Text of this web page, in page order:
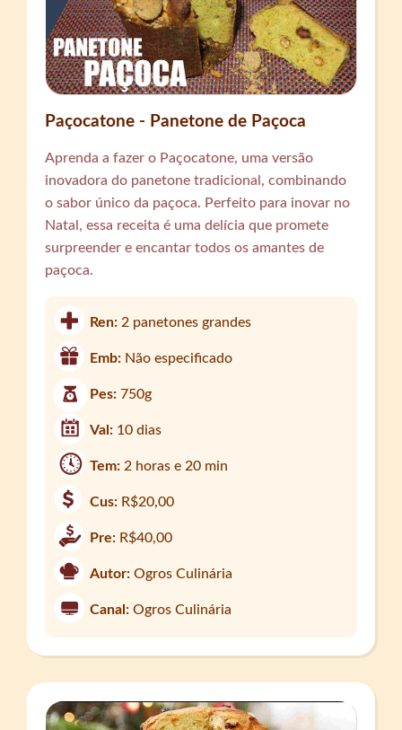
Paçocatone - Panetone de Paçoca
Aprenda a fazer o Paçocatone, uma versão
inovadora do panetone tradicional, combinando
o sabor único da paçoca. Perfeito para inovar no
Natal, essa receita é uma delícia que promete
surpreender e encantar todos os amantes de
paçoca.
Ren:2 panetones grandes
Emb: Não especificado
Pes:750g
Val: 10 dias
Tem:2 horas e 20 min
Cus: R$20,00
Pre: R$40,00
Autor: Ogros Culinária
Canal: Ogros Culinária